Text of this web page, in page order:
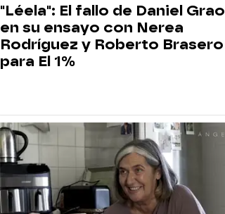
"Léela": El fallo de Daniel Grao
en su ensayo con Nerea
Rodríguez y Roberto Brasero
para El 1%